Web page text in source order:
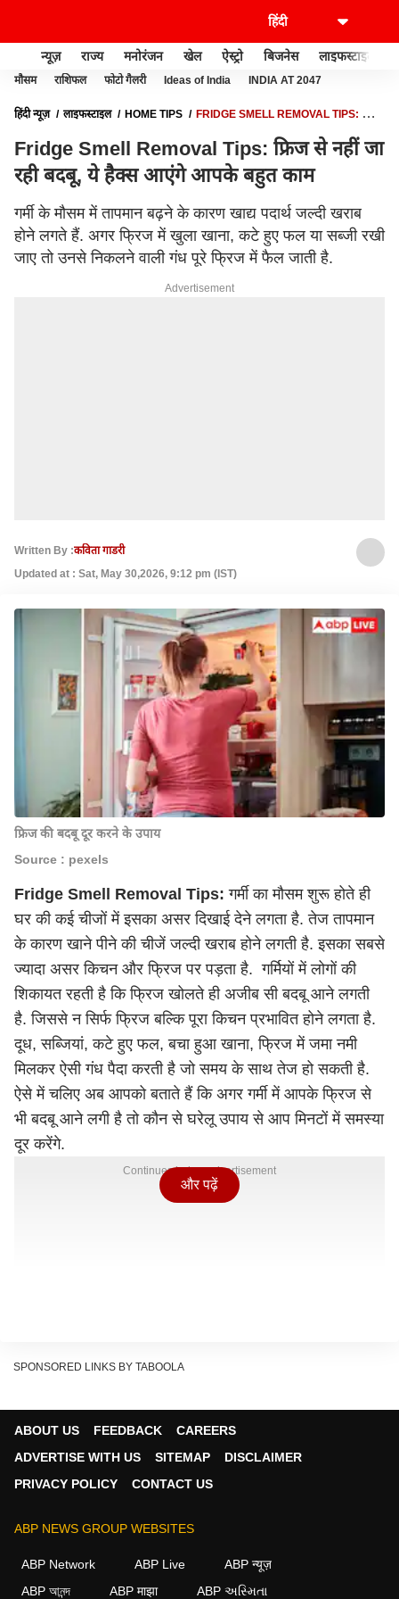
न्यूज़ राज्य मनोरंजन खेल ऐस्ट्रो बिजनेस लाइफस्टाइल
मौसम राशिफल फोटो गैलरी Ideas of India INDIA AT 2047
हिंदी न्यूज़ लाइफस्टाइल HOME TIPS
FRIDGE SMELL REMOVAL TIPS: फ्रिज
Fridge Smell Removal Tips: फ्रिज से नहीं जा
रही बदबू, ये हैक्स आएंगे आपके बहुत काम
गर्मी के मौसम में तापमान बढ़ने के कारण खाद्य पदार्थ जल्दी खराब
होने लगते हैं. अगर फ्रिज में खुला खाना, कटे हुए फल या सब्जी रखी
जाए तो उनसे निकलने वाली गंध पूरे फ्रिज में फैल जाती है.
Advertisement
Written By :कविता गाडरी
Updated at : Sat, May 30,2026, 9:12 pm (IST)
फ्रिज की बदबू दूर करने के उपाय
Source : pexels
Fridge Smell Removal Tips: गर्मी का मौसम शुरू होते ही
घर की कई चीजों में इसका असर दिखाई देने लगता है. तेज तापमान
के कारण खाने पीने की चीजें जल्दी खराब होने लगती है. इसका सबसे
ज्यादा असर किचन और फ्रिज पर पड़ता है. गर्मियों में लोगों की
शिकायत रहती है कि फ्रिज खोलते ही अजीब सी बदबू आने लगती
है. जिससे न सिर्फ फ्रिज बल्कि पूरा किचन प्रभावित होने लगता है.
दूध, सब्जियां, कटे हुए फल, बचा हुआ खाना, फ्रिज में जमा नमी
मिलकर ऐसी गंध पैदा करती है जो समय के साथ तेज हो सकती है.
ऐसे में चलिए अब आपको बताते हैं कि अगर गर्मी में आपके फ्रिज से
भी बदबू आने लगी है तो कौन से घरेलू उपाय से आप मिनटों में समस्या
दूर करेंगे.
Continues below advertisement
क्यों आती है गर्मी में फ्रिज से ज्यादा बदबू?
गर्मी केमौसम में तापमान बढ़ने के कारण खाद्य पदार्थ जल्दी खराब
और पढ़ें
SPONSORED LINKS BY TABOOLA
ABOUT US FEEDBACK
CAREERS
ADVERTISE WITH US
SITEMAP
DISCLAIMER
PRIVACY POLICY
CONTACT US
ABP NEWS GROUP WEBSITES
ABP Network ABP Live
ABP न्यूज़
ABP আনন্দ
ABP माझा ABP અસ્મિતા